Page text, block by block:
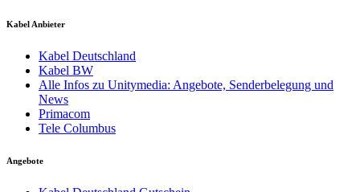
Kabel Anbieter
Kabel Deutschland
Kabel BW
Alle Infos zu Unitymedia: Angebote, Senderbelegung und
News
Primacom
Tele Columbus
Angebote